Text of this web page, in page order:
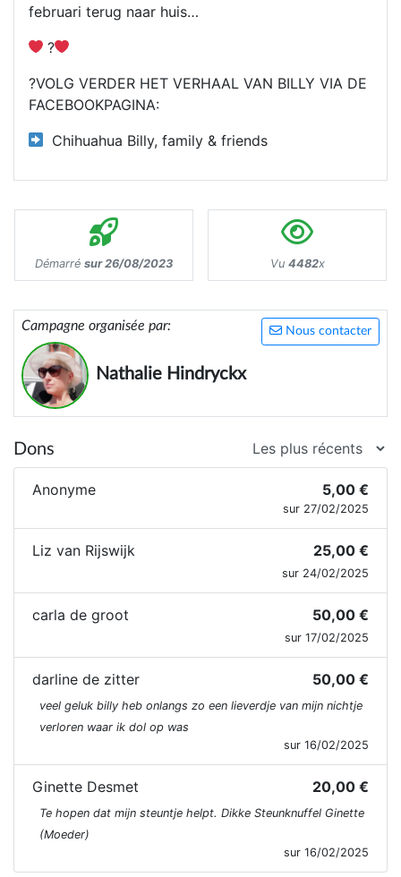
februari terug naar huis…
?
?VOLG VERDER HET VERHAAL VAN BILLY VIA DE
FACEBOOKPAGINA:
Chihuahua Billy, family & friends
Démarré sur 26/08/2023 Vu 4482x
Nous contacter
Campagne organisée par:
Nathalie Hindryckx
Dons
Anonyme 5,00 €
sur 27/02/2025
Liz van Rijswijk 25,00 €
sur 24/02/2025
carla de groot 50,00 €
sur 17/02/2025
darline de zitter 50,00 €
veel geluk billy heb onlangs zo een lieverdje van mijn nichtje
verloren waar ik dol op was
sur 16/02/2025
Ginette Desmet 20,00 €
Te hopen dat mijn steuntje helpt. Dikke Steunknuffel Ginette
(Moeder)
sur 16/02/2025